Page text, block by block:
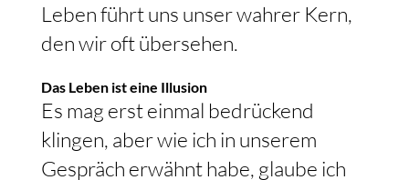
Leben führt uns unser wahrer Kern,
den wir oft übersehen.
Das Leben ist eine Illusion
Es mag erst einmal bedrückend
klingen, aber wie ich in unserem
Gespräch erwähnt habe, glaube ich